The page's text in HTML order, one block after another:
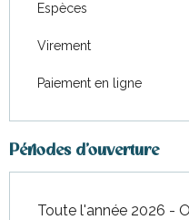
Espèces
Virement
Paiement en ligne
Périodes d'ouverture
Toute l'année 2026 -